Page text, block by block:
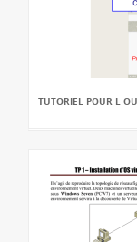
TUTORIEL POUR L